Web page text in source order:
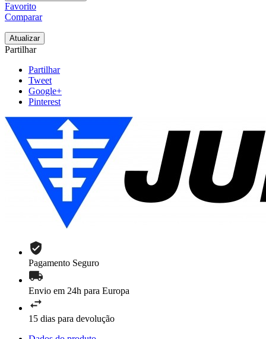
Favorito
Comparar
Partilhar
Partilhar
Tweet
Google+
Pinterest
Pagamento Seguro
Envio em 24h para Europa
15 dias para devolução